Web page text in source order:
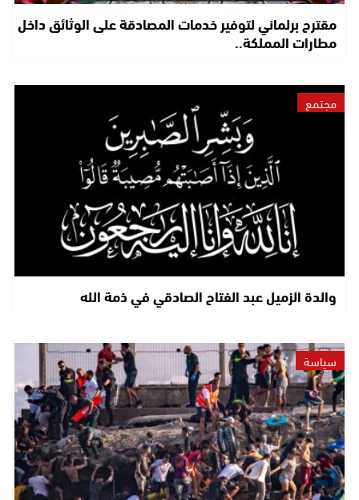
مقترح برلماني لتوفير خدمات المصادقة على الوثائق داخل
مطارات المملكة..
مجتمع
والدة الزميل عبد الفتاح الصادقي في ذمة الله
سياسة